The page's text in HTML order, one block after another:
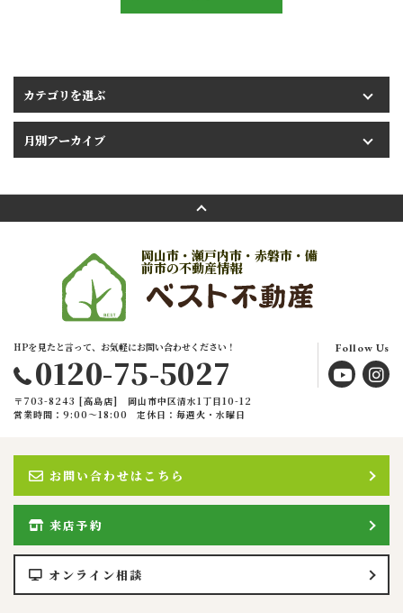
岡山市・瀬戸内市・赤磐市・備
前市の不動産情報
HPを見たと言って、お気軽にお問い合わせください！
0120-75-5027
Follow Us
〒703-8243 [高島店] 岡山市中区清水1丁目10-12
営業時間：9:00〜18:00
定休日：毎週火・水曜日
お問い合わせはこちら
来店予約
オンライン相談